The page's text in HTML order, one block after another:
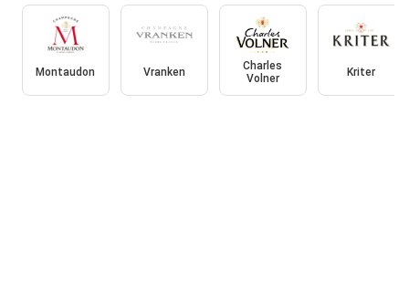
Montaudon Vranken
Charles
Volner
Kriter